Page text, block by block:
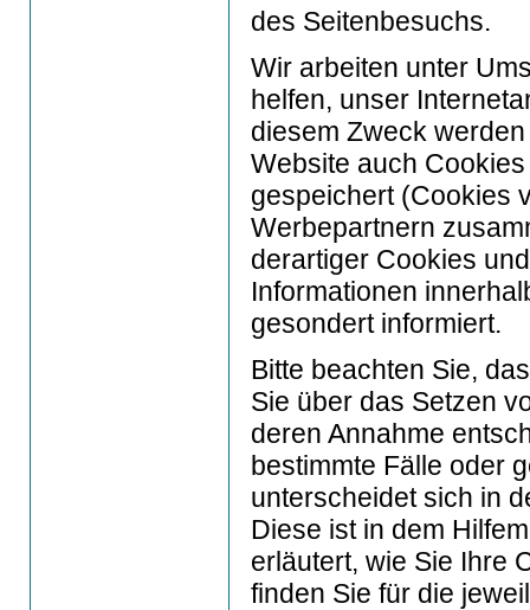
des Seitenbesuchs.
Wir arbeiten unter
helfen, unser
diesem Zweck
Website auch
gespeichert (Cookies
Werbepartnern
derartiger Cookies
Informationen
gesondert informiert.
Bitte beachten Sie,
Sie über das Setzen
deren Annahme
bestimmte Fälle oder
unterscheidet sich in
Diese ist in dem
erläutert, wie Sie Ihre
finden Sie für die